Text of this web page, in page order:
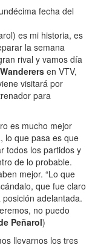
fecha del
es mi historia, es
la semana
rival y vamos día
en VTV,
visitará por
para
es mucho mejor
lo que pasa es que
todos los partidos y
de lo probable.
mejor. “Lo que
que fue claro
adelantada.
no puedo
Peñarol)
llevarnos los tres